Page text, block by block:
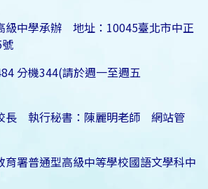
級中學承辦 地址：10045臺北市中正
分機344(請於週一至週五
長 執行秘書：陳麗明老師 網站管
育署普通型高級中等學校國語文學科中